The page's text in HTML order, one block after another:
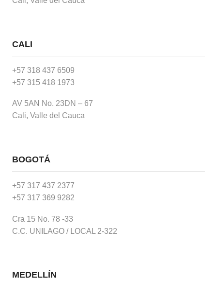
CALI
+57 318 437 6509
+57 315 418 1973
AV 5AN No. 23DN – 67
Cali, Valle del Cauca
BOGOTÁ
+57 317 437 2377
+57 317 369 9282
Cra 15 No. 78 -33
C.C. UNILAGO / LOCAL 2-322
MEDELLÍN